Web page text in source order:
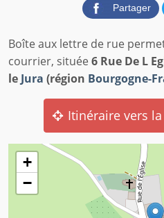
Partager
Boîte aux lettre de rue
courrier, située6 Rue De L
le Jura (région Bourgogne-
Itinéraire vers
+
−